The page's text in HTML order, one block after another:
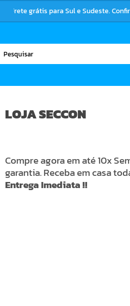
Frete grátis para Sul e Sudeste.
LOJA SECCON
Compre agora em até 10x
garantia. Receba em casa
Entrega Imediata !!